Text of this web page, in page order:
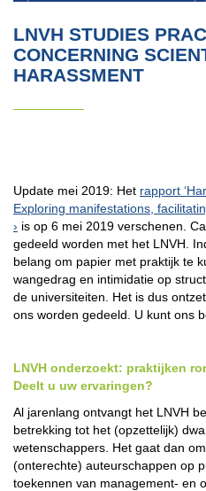
LNVH STUDIES
CONCERNING
HARASSMENT
Update mei 2019: Het rapport
Exploring manifestations,
is op 6 mei 2019 verschenen.
gedeeld worden met het LNVH.
belang om papier met praktijk te
wangedrag en intimidatie op
de universiteiten. Het is dus
ons worden gedeeld. U kunt ons
LNVH onderzoekt: praktijken
Deelt u uw ervaringen?
Al jarenlang ontvangt het LNVH
betrekking tot het (opzettelijk)
wetenschappers. Het gaat dan
(onterechte) auteurschappen op
toekennen van management- en